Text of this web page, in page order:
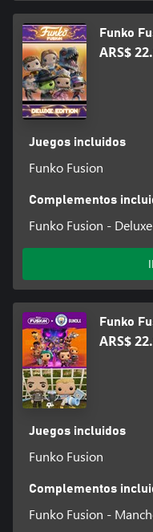
Funko
ARS$
Juegos incluidos
Funko Fusion
Complementos
Funko Fusion -
Funko
ARS$
Juegos incluidos
Funko Fusion
Complementos
Funko Fusion -